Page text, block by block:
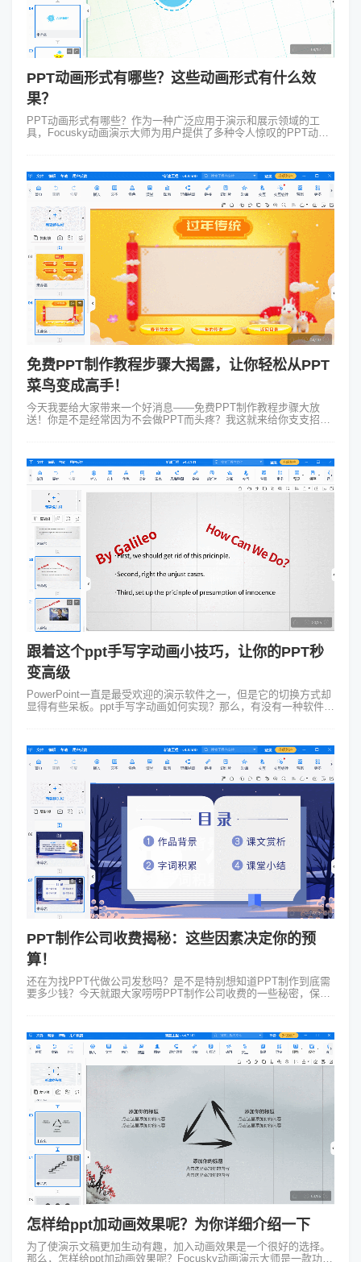
PPT动画形式有哪些？这些动画形式有什么效
果？
PPT动画形式有哪些？作为一种广泛应用于演示和展示领域的工
具，Focusky动画演示大师为用户提供了多种令人惊叹的PPT动画
免费PPT制作教程步骤大揭露，让你轻松从PPT
菜鸟变成高手！
今天我要给大家带来一个好消息——免费PPT制作教程步骤大放
送！你是不是经常因为不会做PPT而头疼？我这就来给你支支招，
跟着这个ppt手写字动画小技巧，让你的PPT秒
变高级
PowerPoint一直是最受欢迎的演示软件之一，但是它的切换方式却
显得有些呆板。ppt手写字动画如何实现？那么，有没有一种软件可
PPT制作公司收费揭秘：这些因素决定你的预
算！
还在为找PPT代做公司发愁吗？是不是特别想知道PPT制作到底需
要多少钱？今天就跟大家唠唠PPT制作公司收费的一些秘密，保证
怎样给ppt加动画效果呢？为你详细介绍一下
为了使演示文稿更加生动有趣，加入动画效果是一个很好的选择。
那么，怎样给ppt加动画效果呢？Focusky动画演示大师是一款功能